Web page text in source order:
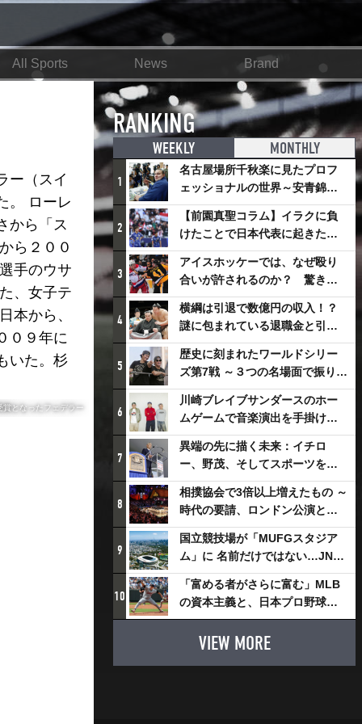
All Sports News Brand
ー（スイ
。 ローレ
から「ス
ら２００
手のウサ
、女子テ
本から、
０９年に
いた。杉
賞となったフェデラー
RANKING
WEEKLY MONTHLY
1
名古屋場所千秋楽に見たプロフ
ェッショナルの世界～安青錦の
優勝を巡るさまざまなドラマ
2
【前園真聖コラム】イラクに負
けたことで日本代表に起きたプ
ラスとは
3
アイスホッケーでは、なぜ殴り
合いが許されるのか？ 驚きの
「ファイティング」ルールにつ
いて
4
横綱は引退で数億円の収入！？
謎に包まれている退職金と引退
相撲興行
5
歴史に刻まれたワールドシリー
ズ第7戦 ～３つの名場面で振り返
る～
6
川崎ブレイブサンダースのホー
ムゲームで音楽演出を手掛ける
スチャダラパーが川崎新！アリ
ーナシティ・プロジェクトを語
る 「楽しみでしかないでしょ。
川崎は、ずっと成長曲線だか
ら」
7
異端の先に描く未来：イチロ
ー、野茂、そしてスポーツを支
える科学界の挑戦
8
相撲協会で3倍以上増えたもの ～
時代の要請、ロンドン公演と古
式大相撲
9
国立競技場が「MUFGスタジア
ム」に 名前だけではない…JNSE
とMUFGが“共創”し描く地域活
性化・社会価値創造の近未来図
とは
10
「富める者がさらに富む」MLB
の資本主義と、日本プロ野球が
踏み出せない一歩
VIEW MORE